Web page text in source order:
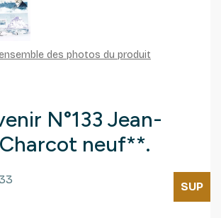
des photos du produit
N°133 Jean-
neuf**.
SUP